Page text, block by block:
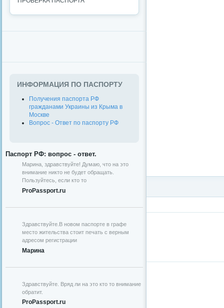
ИНФОРМАЦИЯ ПО ПАСПОРТУ
Получения паспорта РФ
гражданами Украины из Крыма в
Москве
Вопрос - Ответ по паспорту РФ
Паспорт РФ: вопрос - ответ.
Марина, здравствуйте! Думаю, что на это
внимание никто не будет обращать.
Пользуйтесь, если кто то
ProPassport.ru
Здравствуйте.В новом паспорте в графе
место жительства стоит печать с верным
адресом регистрации
Марина
Здравствуйте. Вряд ли на это кто то внимание
обратит.
ProPassport.ru